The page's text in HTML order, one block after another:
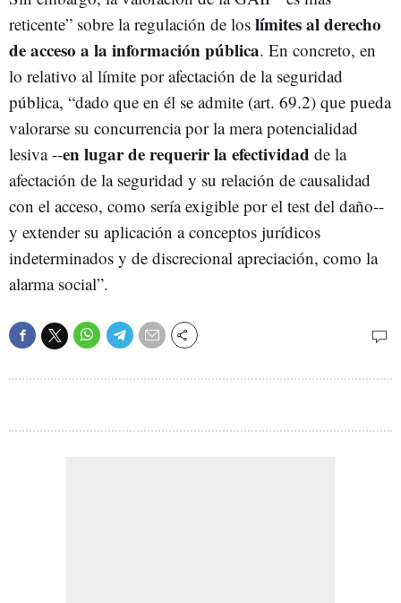
reticente” sobre la regulación de los límites al derecho
de acceso a la información pública. En concreto, en
lo relativo al límite por afectación de la seguridad
pública, “dado que en él se admite (art. 69.2) que pueda
valorarse su concurrencia por la mera potencialidad
lesiva --en lugar de requerir la efectividad de la
afectación de la seguridad y su relación de causalidad
con el acceso, como sería exigible por el test del daño--
y extender su aplicación a conceptos jurídicos
indeterminados y de discrecional apreciación, como la
alarma social”.